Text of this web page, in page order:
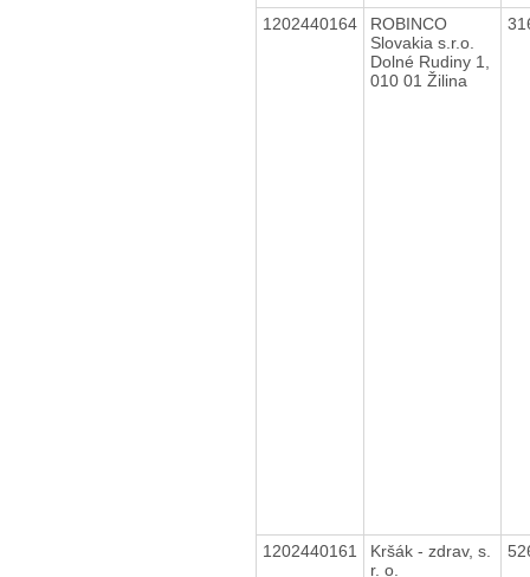
1202440164
ROBINCO
Slovakia s.r.o.
Dolné Rudiny 1,
010 01 Žilina
1202440161
Kršák - zdrav, s.
r. o.